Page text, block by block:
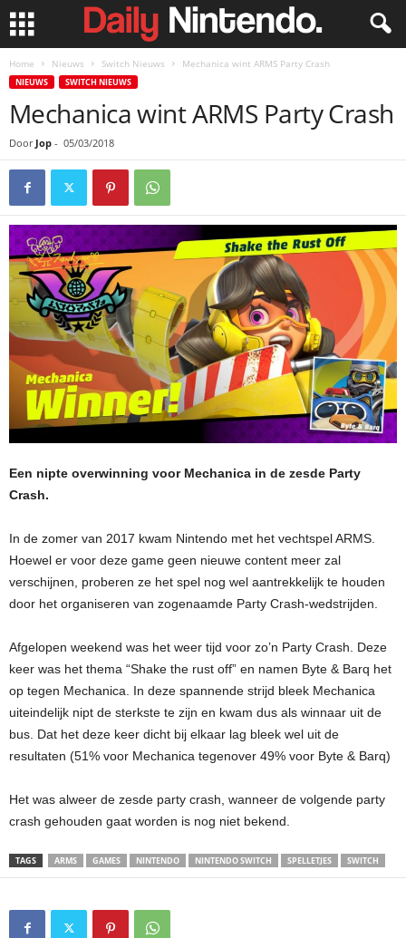
Home Nieuws Switch Nieuws Mechanica wint ARMS Party Crash
NIEUWS SWITCH NIEUWS
Mechanica wint ARMS Party Crash
Door Jop - 05/03/2018
Een nipte overwinning voor Mechanica in de zesde Party
Crash.
In de zomer van 2017 kwam Nintendo met het vechtspel ARMS.
Hoewel er voor deze game geen nieuwe content meer zal
verschijnen, proberen ze het spel nog wel aantrekkelijk te houden
door het organiseren van zogenaamde Party Crash-wedstrijden.
Afgelopen weekend was het weer tijd voor zo’n Party Crash. Deze
keer was het thema “Shake the rust off” en namen Byte & Barq het
op tegen Mechanica. In deze spannende strijd bleek Mechanica
uiteindelijk nipt de sterkste te zijn en kwam dus als winnaar uit de
bus. Dat het deze keer dicht bij elkaar lag bleek wel uit de
resultaten (51% voor Mechanica tegenover 49% voor Byte & Barq)
Het was alweer de zesde party crash, wanneer de volgende party
crash gehouden gaat worden is nog niet bekend.
TAGS ARMS GAMES NINTENDO NINTENDO SWITCH SPELLETJES SWITCH